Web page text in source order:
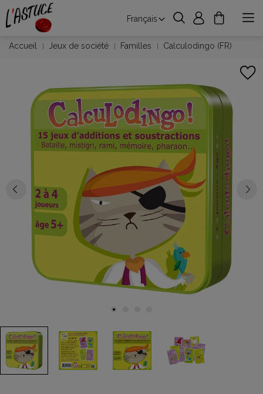
Français
Accueil Jeux de société Familles Calculodingo (FR)